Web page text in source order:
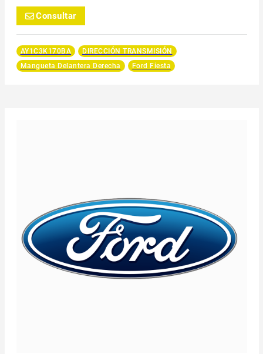
Consultar
AY1C3K170BA
DIRECCIÓN TRANSMISIÓN
Mangueta Delantera Derecha
Ford Fiesta